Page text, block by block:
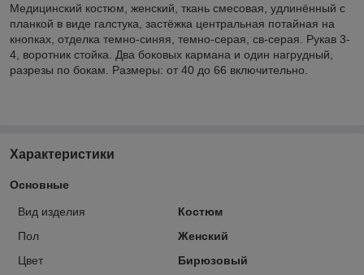
Медицинский костюм, женский, ткань смесовая, удлинённый с
планкой в виде галстука, застёжка центральная потайная на
кнопках, отделка темно-синяя, темно-серая, св-серая. Рукав 3-
4, воротник стойка. Два боковых кармана и один нагрудный,
разрезы по бокам. Размеры: от 40 до 66 включительно.
Характеристики
Основные
Вид изделия
Костюм
Пол
Женский
Цвет
Бирюзовый